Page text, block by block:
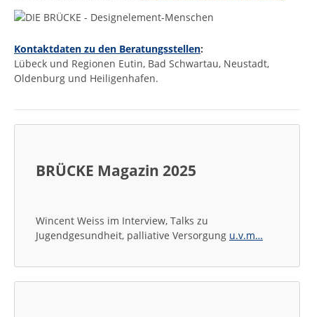
Kontaktdaten zu den Beratungsstellen:
Lübeck und Regionen Eutin, Bad Schwartau, Neustadt,
Oldenburg und Heiligenhafen.
BRÜCKE Magazin 2025
Wincent Weiss im Interview, Talks zu
Jugendgesundheit, palliative Versorgung u.v.m…